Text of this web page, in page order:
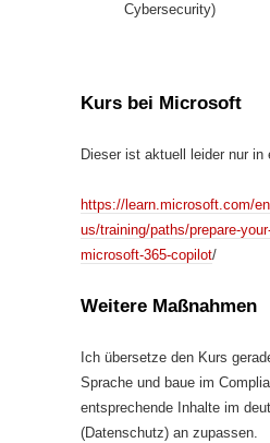
Cybersecurity)
Kurs bei Microsoft
Dieser ist aktuell leider nur in
https://learn.microsoft.com/
us/training/paths/prepare-
microsoft-365-copilot/
Weitere Maßnahmen
Ich übersetze den Kurs
Sprache und baue im
entsprechende Inhalte im
(Datenschutz) an zupassen.